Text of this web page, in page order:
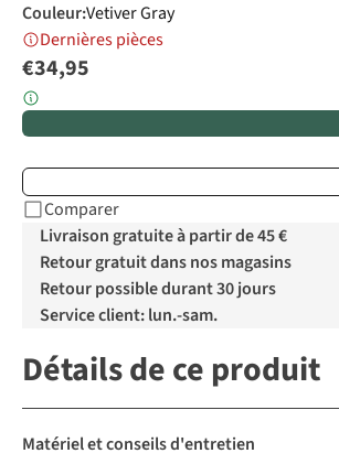
Couleur:Vetiver Gray
Dernières pièces
€34,95
Comparer
Livraison gratuite à partir de 45 €
Retour gratuit dans nos magasins
Retour possible durant 30 jours
Service client: lun.-sam.
Détails de ce produit
Matériel et conseils d'entretien